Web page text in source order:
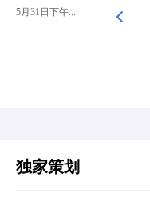
5月31日下午...
独家策划